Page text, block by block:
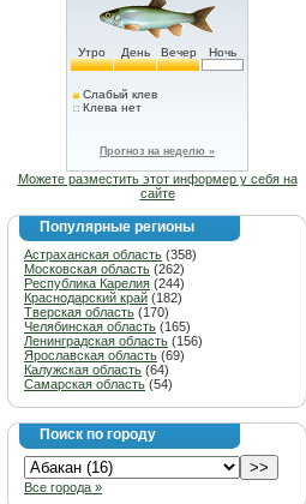
Утро День Вечер Ночь
Слабый клев
Клева нет
Прогноз на неделю »
Можете разместить этот информер у себя на
сайте
Популярные регионы
Астраханская область (358)
Московская область (262)
Республика Карелия (244)
Краснодарский край (182)
Тверская область (170)
Челябинская область (165)
Ленинградская область (156)
Ярославская область (69)
Калужская область (64)
Самарская область (54)
Поиск по городу
Все города »